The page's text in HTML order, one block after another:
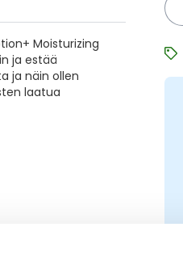
Moisturizing
ja estää
ja näin ollen
laatua